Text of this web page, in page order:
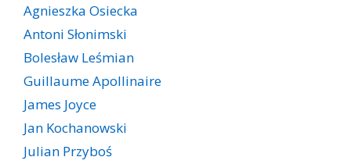
Agnieszka Osiecka
Antoni Słonimski
Bolesław Leśmian
Guillaume Apollinaire
James Joyce
Jan Kochanowski
Julian Przyboś